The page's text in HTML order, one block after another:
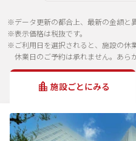
※データ更新の都合上、最新の金額と
※表示価格は税抜です。
※ご利用日を選択されると、施設の休
休業日のご予約は承れません。あら
施設ごとにみる